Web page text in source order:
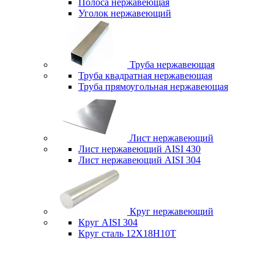
Полоса нержавеющая
Уголок нержавеющий
Труба нержавеющая
Труба квадратная нержавеющая
Труба прямоугольная нержавеющая
Лист нержавеющий
Лист нержавеющий AISI 430
Лист нержавеющий AISI 304
Круг нержавеющий
Круг AISI 304
Круг сталь 12Х18Н10Т